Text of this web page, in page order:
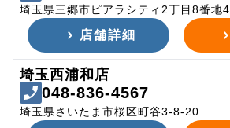
埼玉県三郷市ピアラシティ2丁目8番地4
店舗詳細
埼玉西浦和店
048-836-4567
埼玉県さいたま市桜区町谷3-8-20